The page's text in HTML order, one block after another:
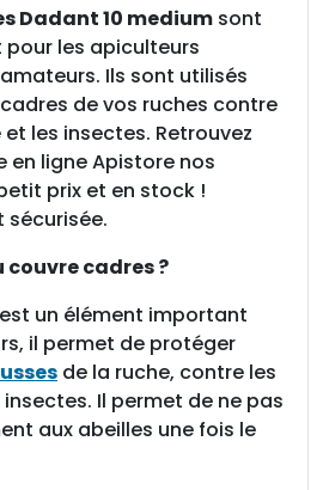
Dadant 10 medium sont
les apiculteurs
Ils sont utilisés
de vos ruches contre
et les insectes. Retrouvez
en ligne Apistore nos
prix et en stock !
sécurisée.
couvre cadres ?
est un élément important
il permet de protéger
de la ruche, contre les
Il permet de ne pas
aux abeilles une fois le